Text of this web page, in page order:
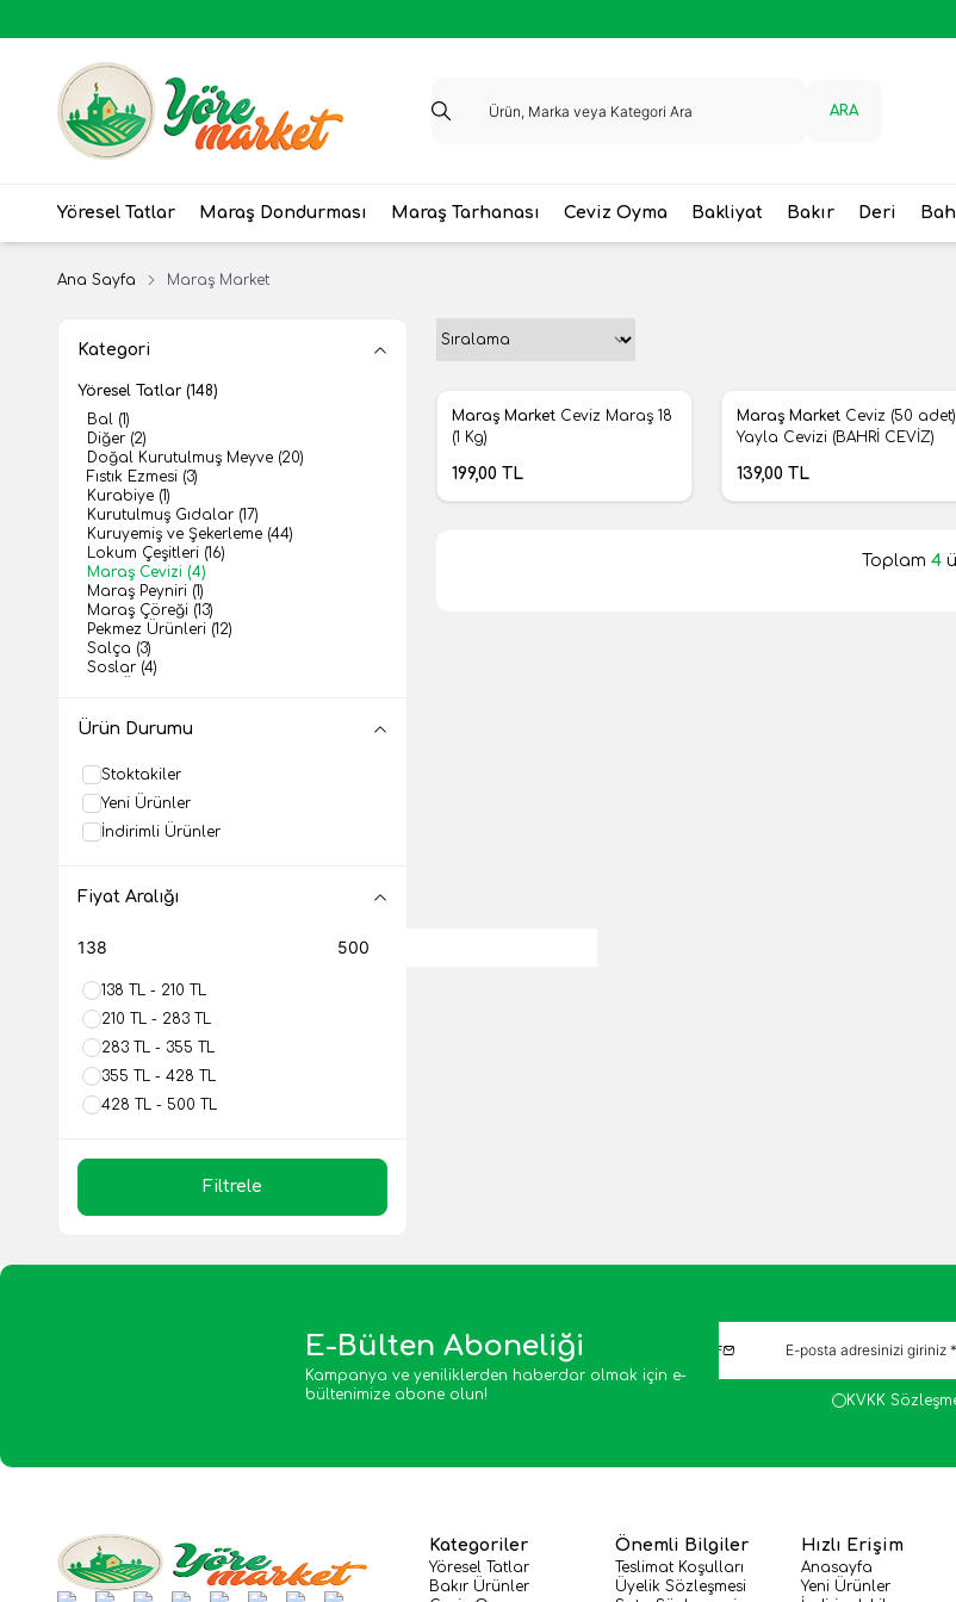
ARA
Yöresel Tatlar Maraş Dondurması Maraş Tarhanası Ceviz Oyma Bakliyat Bakır Deri
Ana Sayfa Maraş Market
Kategori
Yöresel Tatlar (148)
Bal (1)
Diğer (2)
Doğal Kurutulmuş Meyve (20)
Fıstık Ezmesi (3)
Kurabiye (1)
Kurutulmuş Gıdalar (17)
Kuruyemiş ve Şekerleme (44)
Lokum Çeşitleri (16)
Maraş Cevizi (4)
Maraş Peyniri (1)
Maraş Çöreği (13)
Pekmez Ürünleri (12)
Salça (3)
Soslar (4)
Ürün Durumu
Stoktakiler
Yeni Ürünler
İndirimli Ürünler
Fiyat Aralığı
138 TL - 210 TL
210 TL - 283 TL
283 TL - 355 TL
355 TL - 428 TL
428 TL - 500 TL
Filtrele
Yeni
Favorilere Ekle
Maraş Market Ceviz Maraş 18
(1 Kg)
199,00 TL
Yeni
Favorilere Ekle
Maraş Market Ceviz (50 adet)
Yayla Cevizi (BAHRİ CEVİZ)
139,00 TL
Toplam 4
E-Bülten Aboneliği
Kampanya ve yeniliklerden haberdar olmak için e-
bültenimize abone olun!
KVKK
Kategoriler
Yöresel Tatlar
Bakır Ürünler
Önemli Bilgiler
Teslimat Koşulları
Üyelik Sözleşmesi
Hızlı Erişim
Anasayfa
Yeni Ürünler